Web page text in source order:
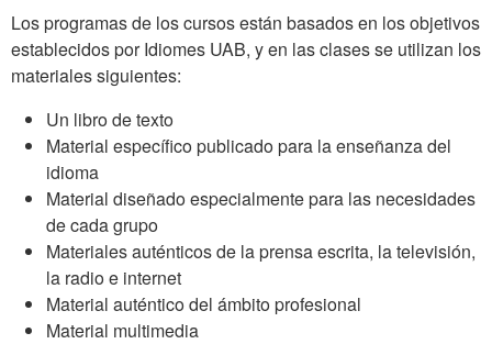
Los programas de los cursos están basados en los objetivos
establecidos por Idiomes UAB, y en las clases se utilizan los
materiales siguientes:
Un libro de texto
Material específico publicado para la enseñanza del
idioma
Material diseñado especialmente para las necesidades
de cada grupo
Materiales auténticos de la prensa escrita, la televisión,
la radio e internet
Material auténtico del ámbito profesional
Material multimedia